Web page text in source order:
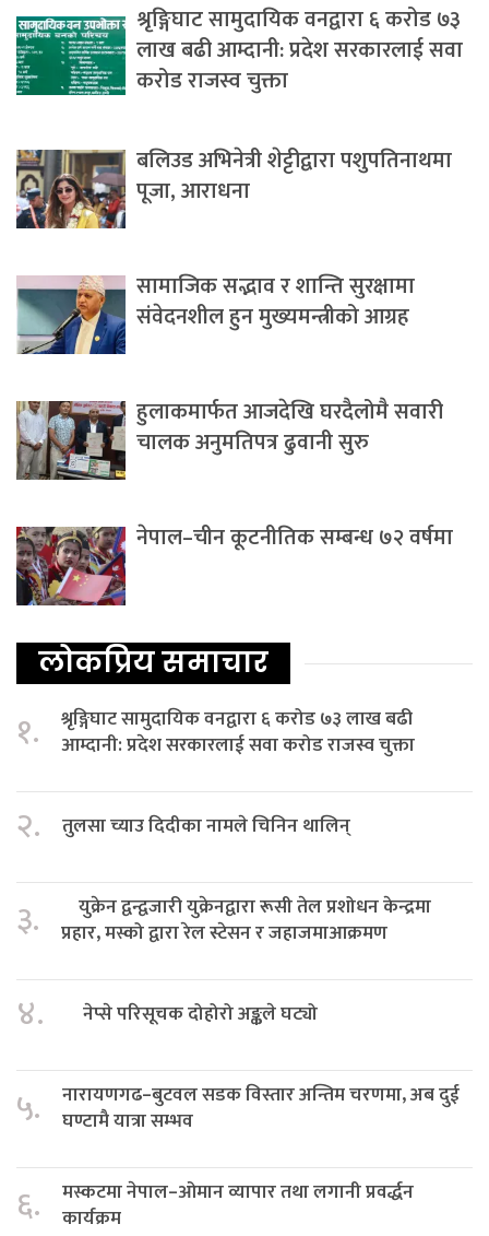
श्रृङ्गिघाट सामुदायिक वनद्वारा ६ करोड ७३
लाख बढी आम्दानी: प्रदेश सरकारलाई सवा
करोड राजस्व चुक्ता
बलिउड अभिनेत्री शेट्टीद्वारा पशुपतिनाथमा
पूजा, आराधना
सामाजिक सद्भाव र शान्ति सुरक्षामा
संवेदनशील हुन मुख्यमन्त्रीको आग्रह
हुलाकमार्फत आजदेखि घरदैलोमै सवारी
चालक अनुमतिपत्र ढुवानी सुरु
नेपाल–चीन कूटनीतिक सम्बन्ध ७२ वर्षमा
लोकप्रिय समाचार
१.
श्रृङ्गिघाट सामुदायिक वनद्वारा ६ करोड ७३ लाख बढी
आम्दानी: प्रदेश सरकारलाई सवा करोड राजस्व चुक्ता
२. तुलसा च्याउ दिदीका नामले चिनिन थालिन्
३.
युक्रेन द्वन्द्वजारी युक्रेनद्वारा रूसी तेल प्रशोधन केन्द्रमा
प्रहार, मस्को द्वारा रेल स्टेसन र जहाजमाआक्रमण
४. नेप्से परिसूचक दोहोरो अङ्कले घट्यो
५.
नारायणगढ–बुटवल सडक विस्तार अन्तिम चरणमा, अब दुई
घण्टामै यात्रा सम्भव
६.
मस्कटमा नेपाल–ओमान व्यापार तथा लगानी प्रवर्द्धन
कार्यक्रम